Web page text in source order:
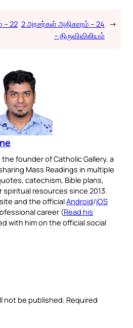
– 22 2 அரசர்கள் அதிகாரம் – 24
– திருவிவிலியம்
→
founder of Catholic Gallery, a
Mass Readings in multiple
catechism, Bible plans,
resources since 2013.
and the officialAndroid/iOS
career (Read his
with him on the official social
not be published. Required